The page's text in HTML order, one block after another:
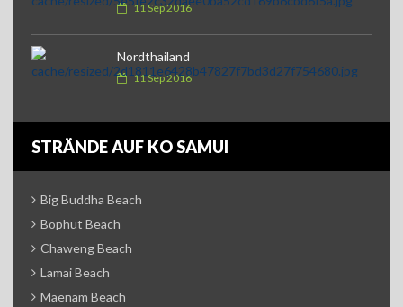
11 Sep 2016
Nordthailand
11 Sep 2016
STRÄNDE AUF KO SAMUI
Big Buddha Beach
Bophut Beach
Chaweng Beach
Lamai Beach
Maenam Beach